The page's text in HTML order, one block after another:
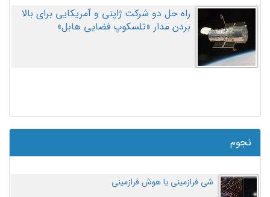
اصلاح کنیم.
راه حل دو شرکت ژاپنی و آمریکایی برای بالا
بردن مدار «تلسکوپ فضایی هابل»
نجوم
شی فرازمینی یا هوش فرازمینی